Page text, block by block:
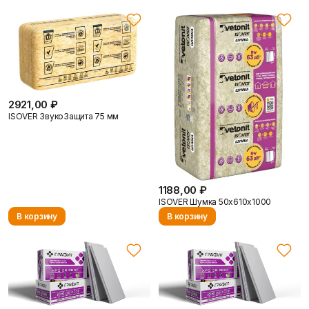
Утеплитель ТЕХНОБЛОК СТАНДАРТ обладает
следующими техническими параметрами:
Размеры плиты: 1200х600 мм.
Толщина плиты: 100 мм.
Количество плит в упаковке: 4 шт.
Площадь в упаковке: 2,88 м².
Объем в упаковке: 0,288 м³.
Материал: Минеральная вата на основе горных пород
базальта.
Группа горючести: НГ (негорючий).
Обеспечивает высокую теплосберегающую
способность, снижая затраты на отопление и
кондиционирование.
акустический комфорт в помещениях.
Сохраняет теплоизоляционные свойства при
повышенной влажности благодаря устойчивости к влаге.
Является негорючим материалом, что повышает
пожарную безопасность зданий.
2921,00 ₽
ISOVER ЗвукоЗащита 75 мм
В корзину
1188,00 ₽
ISOVER Шумка 50х610х1000
В корзину